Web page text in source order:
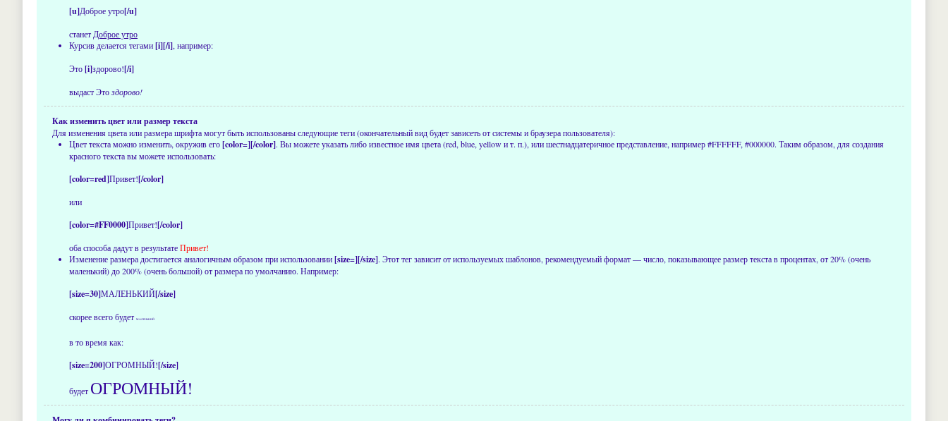
[u]Доброе утро[/u]
станет Доброе утро
Курсив делается тегами[i][/i], например:
Это[i]здорово![/i]
выдаст Этоздорово!
Как изменить цвет или размер текста
Для изменения цвета или размера шрифта могут быть использованы следующие теги (окончательный вид будет зависеть от системы и браузера пользователя):
Цвет текста можно изменить, окружив его[color=][/color]. Вы можете указать либо известное имя цвета (red, blue, yellow и т. п.), или шестнадцатеричное представление, например #FFFFFF, #000000. Таким образом, для создания
красного текста вы можете использовать:
[color=red]Привет![/color]
или
[color=#FF0000]Привет![/color]
оба способа дадут в результатеПривет!
Изменение размера достигается аналогичным образом при использовании[size=][/size]. Этот тег зависит от используемых шаблонов, рекомендуемый формат — число, показывающее размер текста в процентах, от 20% (очень
маленький) до 200% (очень большой) от размера по умолчанию. Например:
[size=30]МАЛЕНЬКИЙ[/size]
скорее всего будет МАЛЕНЬКИЙ
в то время как:
[size=200]ОГРОМНЫЙ![/size]
будет ОГРОМНЫЙ!